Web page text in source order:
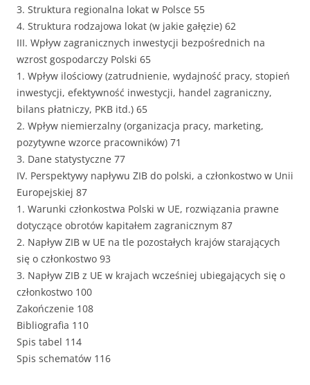
3. Struktura regionalna lokat w Polsce 55
4. Struktura rodzajowa lokat (w jakie gałęzie) 62
III. Wpływ zagranicznych inwestycji bezpośrednich na
wzrost gospodarczy Polski 65
1. Wpływ ilościowy (zatrudnienie, wydajność pracy, stopień
inwestycji, efektywność inwestycji, handel zagraniczny,
bilans płatniczy, PKB itd.) 65
2. Wpływ niemierzalny (organizacja pracy, marketing,
pozytywne wzorce pracowników) 71
3. Dane statystyczne 77
IV. Perspektywy napływu ZIB do polski, a członkostwo w Unii
Europejskiej 87
1. Warunki członkostwa Polski w UE, rozwiązania prawne
dotyczące obrotów kapitałem zagranicznym 87
2. Napływ ZIB w UE na tle pozostałych krajów starających
się o członkostwo 93
3. Napływ ZIB z UE w krajach wcześniej ubiegających się o
członkostwo 100
Zakończenie 108
Bibliografia 110
Spis tabel 114
Spis schematów 116